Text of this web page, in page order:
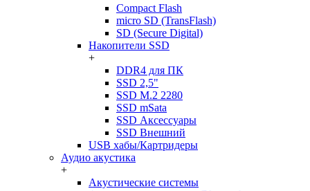
Compact Flash
micro SD (TransFlash)
SD (Secure Digital)
Накопители SSD
+
DDR4 для ПК
SSD 2,5"
SSD M.2 2280
SSD mSata
SSD Аксессуары
SSD Внешний
USB хабы/Картридеры
Аудио акустика
+
Акустические системы